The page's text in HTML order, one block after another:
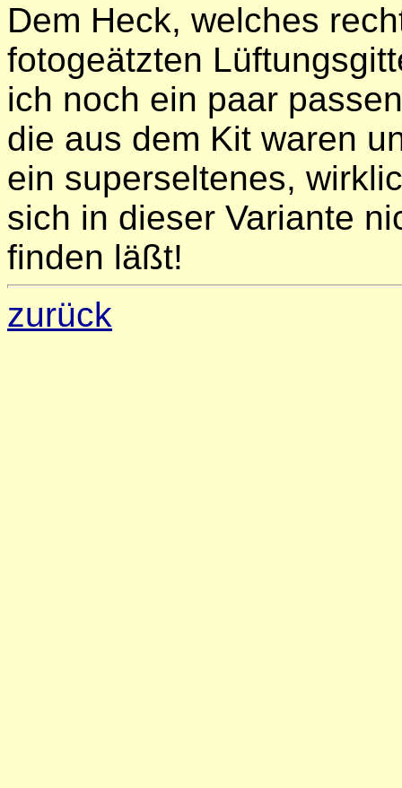
Dem Heck, welches
fotogeätzten
ich noch ein paar
die aus dem Kit waren
ein superseltenes,
sich in dieser Variante
finden läßt!
zurück